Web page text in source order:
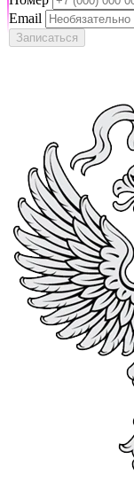
Email
Записаться